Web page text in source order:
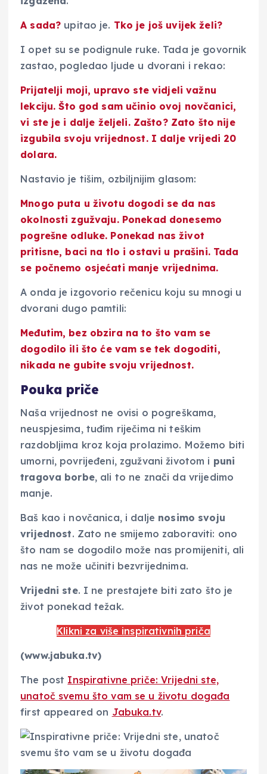
A sada? upitao je. Tko je još uvijek želi?
I opet su se podignule ruke. Tada je govornik
zastao, pogledao ljude u dvorani i rekao:
Prijatelji moji, upravo ste vidjelivažnu
lekciju. Što god sam učinio ovoj novčanici,
vi ste je i dalje željeli. Zašto? Zato što nije
izgubila svoju vrijednost. I dalje vrijedi 20
dolara.
Nastavio je tišim, ozbiljnijim glasom:
Mnogo puta u životu dogodi se da nas
okolnosti zgužvaju. Ponekad donesemo
pogrešne odluke. Ponekad nas život
pritisne, baci na tlo i ostavi u prašini. Tada
se počnemo osjećati manje vrijednima.
A onda je izgovorio rečenicu koju su mnogi u
dvorani dugo pamtili:
Međutim, bez obzira na to što vam se
dogodilo ili što će vam se tek dogoditi,
nikada ne gubite svoju vrijednost.
Pouka priče
Naša vrijednost ne ovisi o pogreškama,
neuspjesima, tuđim riječima ni teškim
razdobljima kroz koja prolazimo. Možemo biti
umorni, povrijeđeni, zgužvani životom i puni
tragova borbe, ali to ne znači da vrijedimo
manje.
Baš kao i novčanica, i dalje nosimo svoju
vrijednost. Zato ne smijemo zaboraviti: ono
što nam se dogodilo može nas promijeniti, ali
nas ne može učiniti bezvrijednima.
Vrijedni ste. I ne prestajete biti zato što je
život ponekad težak.
Klikni za više inspirativnih priča
(www.jabuka.tv)
The post Inspirativne priče: Vrijedni ste,
unatoč svemu što vam se u životu događa
first appeared on Jabuka.tv.